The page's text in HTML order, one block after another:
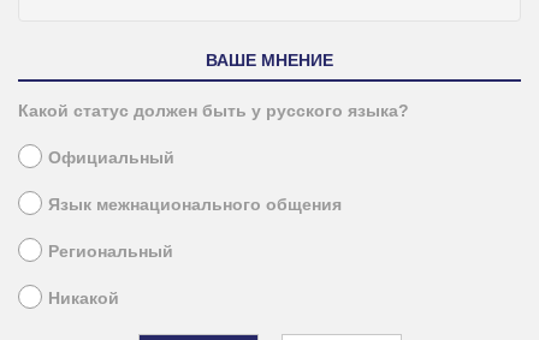
ВАШЕ МНЕНИЕ
Какой статус должен быть у русского языка?
Официальный
Язык межнационального общения
Региональный
Никакой